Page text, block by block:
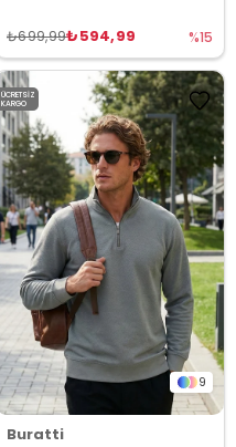
₺594,99
₺699,99 %15
9
Buratti
ÜCRETSIZ
KARGO